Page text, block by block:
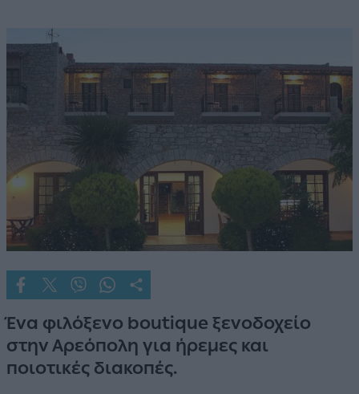
Ένα φιλόξενο boutique ξενοδοχείο
στην Αρεόπολη για ήρεμες και
ποιοτικές διακοπές.